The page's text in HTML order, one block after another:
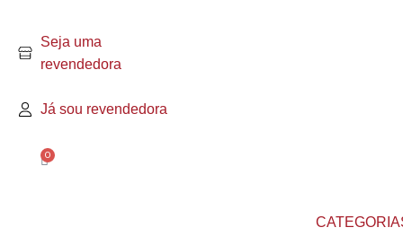
Seja uma
revendedora
Já sou revendedora
0